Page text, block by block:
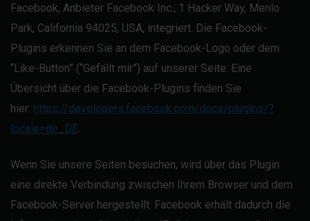
Facebook, Anbieter Facebook Inc., 1 Hacker Way, Menlo
Park, California 94025, USA, integriert. Die Facebook-
Plugins erkennen Sie an dem Facebook-Logo oder dem
“Like-Button” (“Gefällt mir”) auf unserer Seite. Eine
Übersicht über die Facebook-Plugins finden Sie
hier: https://developers.facebook.com/docs/plugins/?
locale=de_DE
Wenn Sie unsere Seiten besuchen, wird über das Plugin
eine direkte Verbindung zwischen Ihrem Browser und dem
Facebook-Server hergestellt. Facebook erhält dadurch die